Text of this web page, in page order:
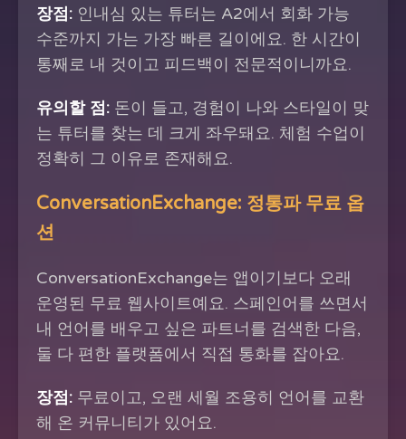
장점: 인내심 있는 튜터는 A2에서 회화 가능
수준까지 가는 가장 빠른 길이에요. 한 시간이
통째로 내 것이고 피드백이 전문적이니까요.
유의할 점: 돈이 들고, 경험이 나와 스타일이 맞
는 튜터를 찾는 데 크게 좌우돼요. 체험 수업이
정확히 그 이유로 존재해요.
ConversationExchange: 정통파 무료 옵
션
ConversationExchange는 앱이기보다 오래
운영된 무료 웹사이트예요. 스페인어를 쓰면서
내 언어를 배우고 싶은 파트너를 검색한 다음,
둘 다 편한 플랫폼에서 직접 통화를 잡아요.
장점: 무료이고, 오랜 세월 조용히 언어를 교환
해 온 커뮤니티가 있어요.